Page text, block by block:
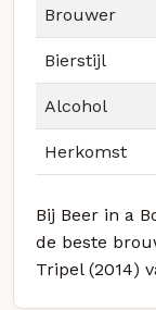
Brouwer
Bierstijl
Alcohol
Herkomst
Bij Beer in a
de beste
Tripel (2014)